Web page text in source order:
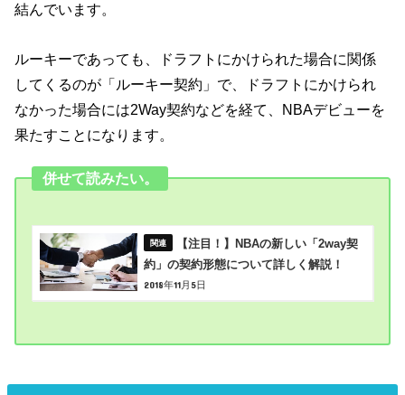
結んでいます。
ルーキーであっても、ドラフトにかけられた場合に関係
してくるのが「ルーキー契約」で、ドラフトにかけられ
なかった場合には2Way契約などを経て、NBAデビューを
果たすことになります。
併せて読みたい。
【注目！】NBAの新しい「2way契
約」の契約形態について詳しく解説！
2018年11月5日